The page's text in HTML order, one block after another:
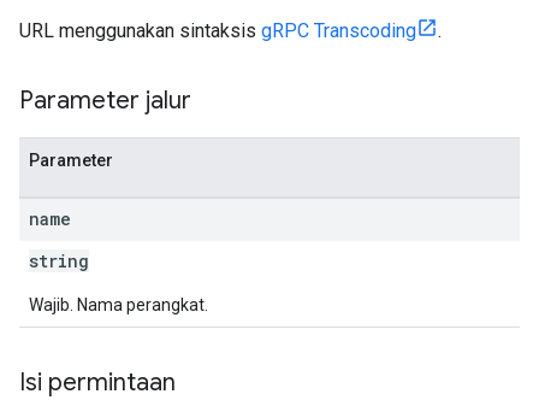
URL menggunakan sintaksis gRPC Transcoding .
Parameter jalur
Parameter
name
string
Wajib. Nama perangkat.
Isi permintaan